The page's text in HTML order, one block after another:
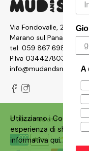
Via Fondovalle, 2876,
Marano sul Panaro MO
tel: 059 867 6987
P.Iva 03442780361
info@mudandsnow.com
© 2026Mud and Snow
Utilizziamo i Cookies
esperienza di
informativaqui.
A